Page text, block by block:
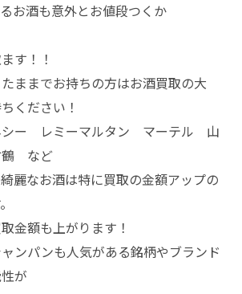
お酒も意外とお値段つくか
す！！
ままでお持ちの方はお酒買取の大
ください！
シー レミーマルタン マーテル 山
など
麗なお酒は特に買取の金額アップの
金額も上がります！
ンパンも人気がある銘柄やブランド
が